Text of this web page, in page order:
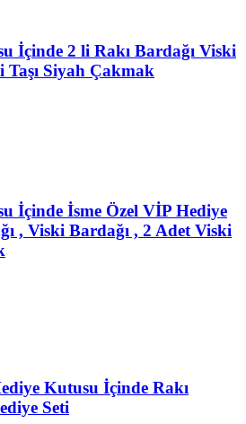
İçinde 2 li Rakı Bardağı Viski
Taşı Siyah Çakmak
İçinde İsme Özel VİP Hediye
, Viski Bardağı , 2 Adet Viski
Kutusu İçinde Rakı
Seti